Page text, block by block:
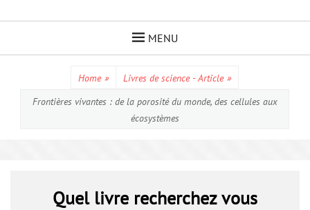
MENU
Home » Livres de science - Article »
Frontières vivantes : de la porosité du monde, des cellules aux
écosystèmes
Quel livre recherchez vous